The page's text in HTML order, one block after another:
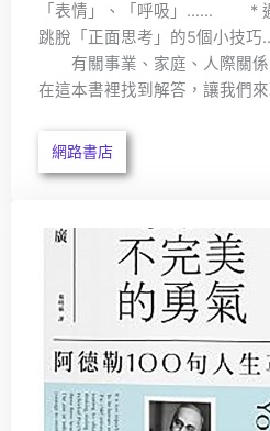
「表情」、「呼吸」…… * 遇
跳脫「正面思考」的5個小技
有關事業、家庭、人際關係
在這本書裡找到解答，讓我們
網路書店